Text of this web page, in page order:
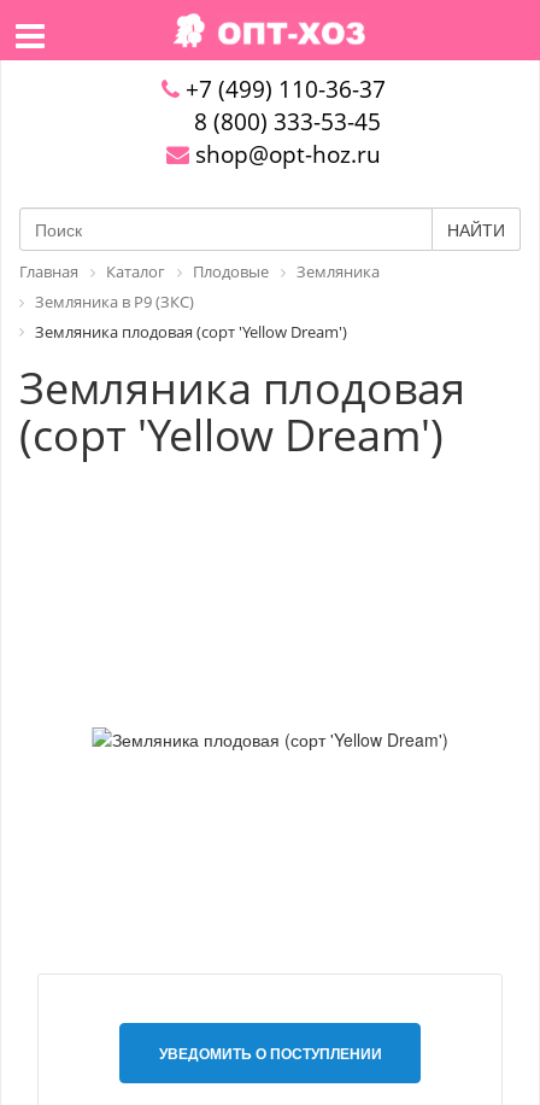
+7 (499) 110-36-37
8 (800) 333-53-45
shop@opt-hoz.ru
НАЙТИ
Главная Каталог Плодовые
Земляника
Земляника в P9 (ЗКС)
Земляника плодовая (сорт 'Yellow Dream')
Земляника плодовая
(сорт 'Yellow Dream')
УВЕДОМИТЬ О ПОСТУПЛЕНИИ